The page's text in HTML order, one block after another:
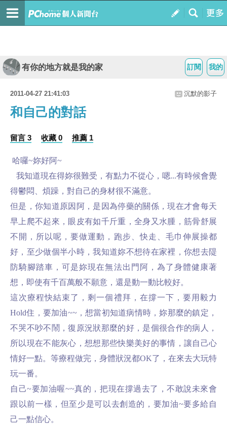
我的
訂閱
有你的地方就是我的家
2011-04-27 21:41:03 沉默的影子
和自己的對話
留言 3 收藏 0 推薦 1
哈囉~妳好阿~
我知道現在得妳很難受，有點力不從心，嗯...有時候會覺
得鬱悶、煩躁，對自己的身材很不滿意。
但是，你知道原因阿，是因為停藥的關係，現在才會每天
早上爬不起來，眼皮有如千斤重，全身又水腫，筋骨舒展
不開，所以呢，要做運動，跑步、快走、毛巾伸展操都
好，至少做個半小時，我知道妳不想待在家裡，你想去隄
防騎腳踏車，可是妳現在無法出門阿，為了身體健康著
想，即使有千百萬般不願意，還是動一動比較好。
這次療程快結束了，剩一個禮拜，在撐一下，要用毅力
Hold住，要加油~~，想當初知道病情時，妳那麼的鎮定，
不哭不吵不鬧，復原況狀那麼的好，是個很合作的病人，
所以現在不能灰心，想想那些快樂美好的事情，讓自己心
情好一點。等療程做完，身體狀況都OK了，在來去大玩特
玩一番。
自己~要加油喔~~真的，把現在撐過去了，不敢說未來會
跟以前一樣，但至少是可以去創造的，要加油~要多給自
己一點信心。